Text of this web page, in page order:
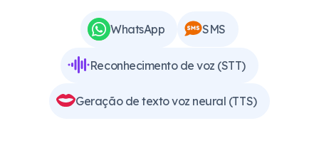
WhatsApp SMS
Reconhecimento de voz (STT)
Geração de texto voz neural (TTS)